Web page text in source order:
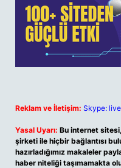
Reklam ve İletişim: Skype:
Yasal Uyarı: Bu internet
şirketi ile hiçbir bağlantısı
hazırladığımız makaleler
haber niteliği taşımamakta